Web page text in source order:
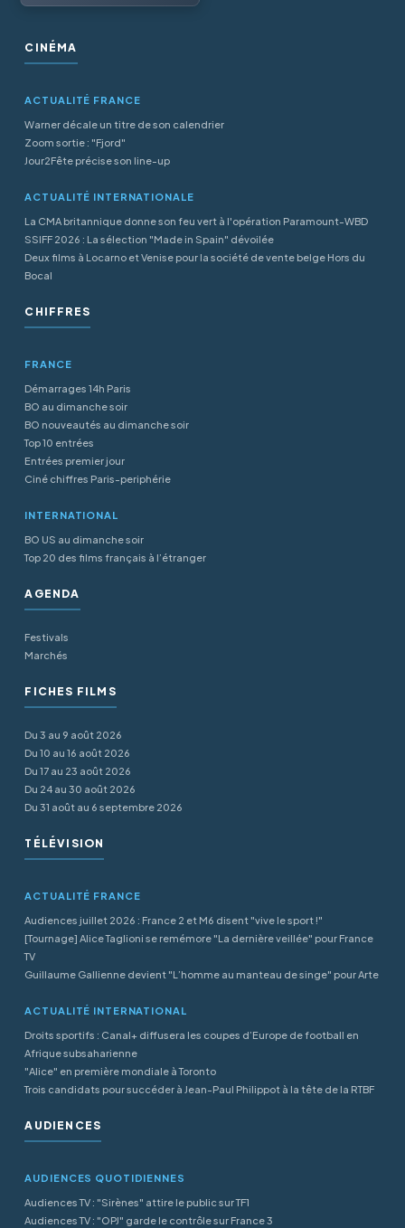
CINÉMA
ACTUALITÉ FRANCE
Warner décale un titre de son calendrier
Zoom sortie : "Fjord"
Jour2Fête précise son line-up
ACTUALITÉ INTERNATIONALE
La CMA britannique donne son feu vert à l'opération Paramount-WBD
SSIFF 2026 : La sélection "Made in Spain" dévoilée
Deux films à Locarno et Venise pour la société de vente belge Hors du
Bocal
CHIFFRES
FRANCE
Démarrages 14h Paris
BO au dimanche soir
BO nouveautés au dimanche soir
Top 10 entrées
Entrées premier jour
Ciné chiffres Paris-periphérie
INTERNATIONAL
BO US au dimanche soir
Top 20 des films français à l’étranger
AGENDA
Festivals
Marchés
FICHES FILMS
Du 3 au 9 août 2026
Du 10 au 16 août 2026
Du 17 au 23 août 2026
Du 24 au 30 août 2026
Du 31 août au 6 septembre 2026
TÉLÉVISION
ACTUALITÉ FRANCE
Audiences juillet 2026 : France 2 et M6 disent "vive le sport !"
[Tournage] Alice Taglioni se remémore "La dernière veillée" pour France
TV
Guillaume Gallienne devient "L’homme au manteau de singe" pour Arte
ACTUALITÉ INTERNATIONAL
Droits sportifs : Canal+ diffusera les coupes d’Europe de football en
Afrique subsaharienne
"Alice" en première mondiale à Toronto
Trois candidats pour succéder à Jean-Paul Philippot à la tête de la RTBF
AUDIENCES
AUDIENCES QUOTIDIENNES
Audiences TV : "Sirènes" attire le public sur TF1
Audiences TV : "OPJ" garde le contrôle sur France 3